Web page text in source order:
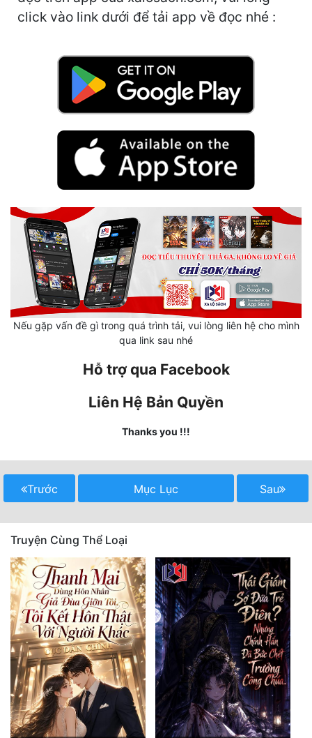
Ngôn Tình
Ngược
Nữ Cường
Nữ Phụ
Phong Thủy - Tâm Linh
Sảng Văn
Sắc
Thanh Xuân
Tiên Hiệp
Tiểu Thuyết
Trinh Thám
Triều Đấu
Trùng Sinh
Trọng Sinh
click vào link dưới để tải app về đọc nhé :
Nếu gặp vấn đề gì trong quá trình tải, vui lòng liên hệ cho mình
qua link sau nhé
Hỗ trợ qua Facebook
Liên Hệ Bản Quyền
Thanks you !!!
Trước Mục Lục Sau
Truyện Cùng Thể Loại